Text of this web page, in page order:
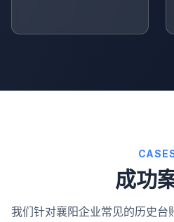
成功
我们针对襄阳企业常见的历史台